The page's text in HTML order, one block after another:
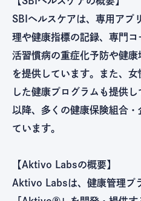
SBIヘルスケアは、専用アプ
理や健康指標の記録、専門
活習慣病の重症化予防や健
を提供しています。また、
した健康プログラムも提供
以降、多くの健康保険組合
ています。
【Aktivo Labsの概要】
Aktivo Labsは、健康管理プ